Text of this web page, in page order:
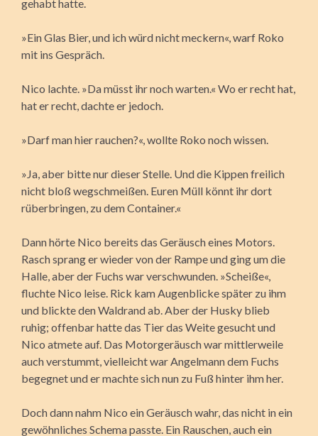
gehabt hatte.
»Ein Glas Bier, und ich würd nicht meckern«, warf Roko
mit ins Gespräch.
Nico lachte. »Da müsst ihr noch warten.« Wo er recht hat,
hat er recht, dachte er jedoch.
»Darf man hier rauchen?«, wollte Roko noch wissen.
»Ja, aber bitte nur dieser Stelle. Und die Kippen freilich
nicht bloß wegschmeißen. Euren Müll könnt ihr dort
rüberbringen, zu dem Container.«
Dann hörte Nico bereits das Geräusch eines Motors.
Rasch sprang er wieder von der Rampe und ging um die
Halle, aber der Fuchs war verschwunden. »Scheiße«,
fluchte Nico leise. Rick kam Augenblicke später zu ihm
und blickte den Waldrand ab. Aber der Husky blieb
ruhig; offenbar hatte das Tier das Weite gesucht und
Nico atmete auf. Das Motorgeräusch war mittlerweile
auch verstummt, vielleicht war Angelmann dem Fuchs
begegnet und er machte sich nun zu Fuß hinter ihm her.
Doch dann nahm Nico ein Geräusch wahr, das nicht in ein
gewöhnliches Schema passte. Ein Rauschen, auch ein